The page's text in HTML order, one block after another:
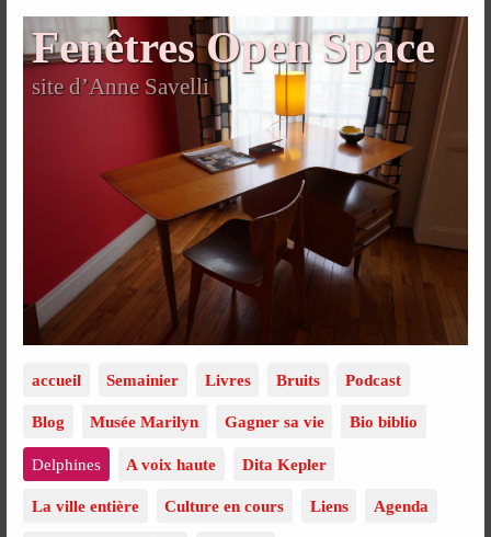
Fenêtres Open Space
site d’Anne Savelli
accueil Semainier Livres Bruits Podcast
Blog Musée Marilyn Gagner sa vie Bio biblio
Delphines A voix haute Dita Kepler
La ville entière Culture en cours Liens Agenda